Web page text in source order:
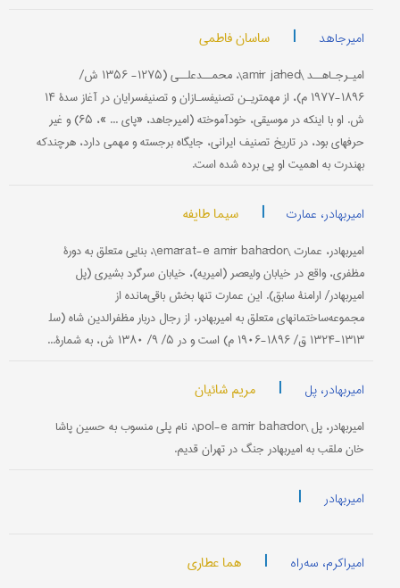
امیرجاهد | ساسان فاطمی
امیـرجـاهــد \amīr jāhed\، محمــدعلــی (۱۲۷۵- ۱۳۵۶ ش/
۱۸۹۶-۱۹۷۷ م)، از مهم‏تریـن تصنیف‏سـازان و تصنیف‏سرایان در آغاز سدۀ ۱۴
ش. او با اینکه در موسیقی، خودآموخته (امیرجاهد، «پای ... »، ۶۵) و غیر
حرفه‏ای بود، در تاریخ تصنیف‏ ایرانی، جایگاه برجسته و مهمی دارد، هرچندکه
به‏ندرت به اهمیت او پی برده شده است.
امیربهادر، عمارت | سیما طایفه
امیربهادر، عمارت \emārat-e amīr bahādor\، بنایی متعلق به دورۀ
مظفری، واقع در خیابان ولیعصر (امیریه)، خیابان سرگرد بشیری (پل
امیربهادر/ ارامنۀ سابق). این عمارت تنها بخش باقی‌مانده از
مجموعه‌ساختمانهای متعلق به امیربهادر، از رجال دربار مظفرالدین شاه (سل‍
۱۳۱۳-۱۳۲۴ ق/ ۱۸۹۶-۱۹۰۶ م) است و در ۵/ ۹/ ۱۳۸۰ ش، به شمارۀ...
امیربهادر، پل | مریم شائیان
امیربهادر، پل \pol-e amīr bahādor\، نام پلی منسوب به حسین پاشا
خان ملقب به امیربهادر جنگ در تهران قدیم.
امیربهادر |
امیراکرم، سه‌راه | هما عطاری